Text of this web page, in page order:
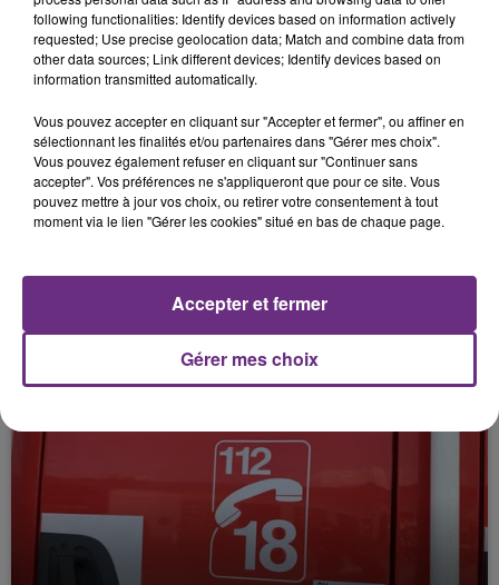
22 mai 2026
VOTRE AGENDA DU WEEK-END.
DEUX MORTS ET UN BLESSÉ GRAVE DANS
UN ACCIDENT
following functionalities: Identify devices based on information actively
requested; Use precise geolocation data; Match and combine data from
other data sources; Link different devices; Identify devices based on
information transmitted automatically.
Vous pouvez accepter en cliquant sur "Accepter et fermer", ou affiner en
sélectionnant les finalités et/ou partenaires dans "Gérer mes choix".
Vous pouvez également refuser en cliquant sur "Continuer sans
accepter". Vos préférences ne s'appliqueront que pour ce site. Vous
pouvez mettre à jour vos choix, ou retirer votre consentement à tout
moment via le lien "Gérer les cookies" situé en bas de chaque page.
Gérer mes choix
Accepter et fermer